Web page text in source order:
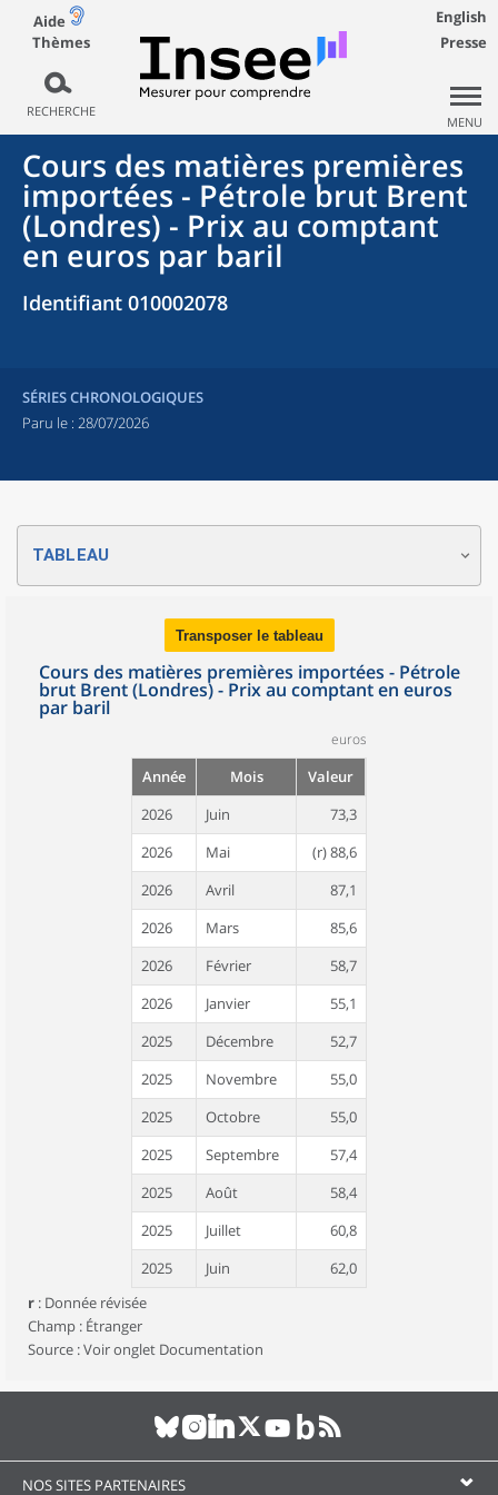
Aide
Thèmes
RECHERCHE
English
Presse
MENU
Cours des matières premières
importées - Pétrole brut Brent
(Londres) - Prix au comptant
en euros par baril
Identifiant 010002078
SÉRIES CHRONOLOGIQUES
Paru le : 28/07/2026
TABLEAU
Transposer le tableau
Cours des matières premières importées - Pétrole
brut Brent (Londres) - Prix au comptant en euros
par baril
euros
Année Mois
Valeur
2026
Juin
73,3
2026
Mai
(r) 88,6
2026
Avril
87,1
2026
Mars
85,6
2026
Février
58,7
2026
Janvier
55,1
2025
Décembre
52,7
2025
Novembre
55,0
2025
Octobre
55,0
2025
Septembre
57,4
2025
Août
58,4
2025
Juillet
60,8
2025
Juin
62,0
2025
2025
Avril
2025
Février
72,4
2025
Janvier
76,6
r : Donnée révisée
Champ : Étranger
Source : Voir onglet Documentation
NOS SITES PARTENAIRES